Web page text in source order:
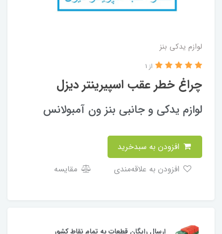
لوازم یدکی بنز
چراغ خطر عقب اسپیرینتر دیزل
از 1
لوازم یدکی و جانبی بنز ون آمبولانس
مقایسه
ارسال رایگان قطعات به تمام نقاط کشور